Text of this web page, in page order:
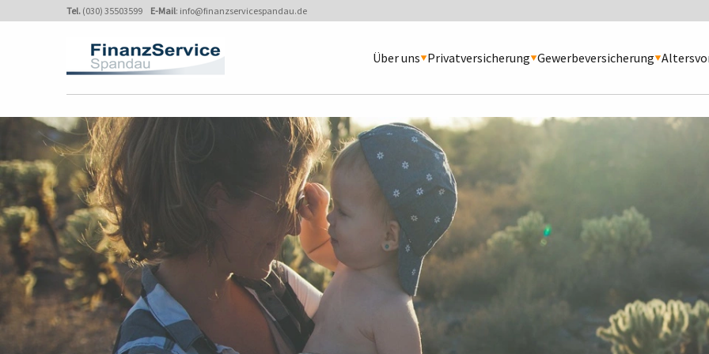
Tel. (030) 35503599 E-Mail: info@finanzservicespandau.de
Über uns Privatversicherung Gewerbeversicherung